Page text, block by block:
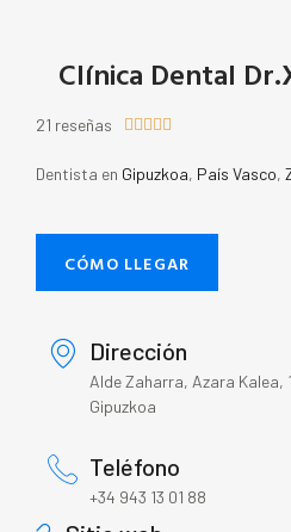
Clínica Dental
21 reseñas     
Dentista en Gipuzkoa, País Vasco,
CÓMO LLEGAR
Dirección
Alde Zaharra, Azara Kalea,
Gipuzkoa
Teléfono
+34 943 13 01 88